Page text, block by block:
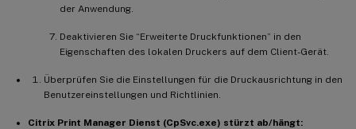
der Anwendung.
Deaktivieren Sie “Erweiterte Druckfunktionen” in den
Eigenschaften des lokalen Druckers auf dem Client-Gerät.
Überprüfen Sie die Einstellungen für die Druckausrichtung in den
Benutzereinstellungen und Richtlinien.
Citrix Print Manager Dienst (CpSvc.exe) stürzt ab/hängt: